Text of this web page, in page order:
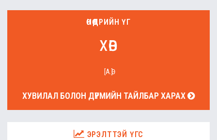
ӨНӨӨДРИЙН ҮГ
хөв
[А.Ө]
ХУВИЛАЛ БОЛОН ДҮРМИЙН ТАЙЛБАР ХАРАХ
ЭРЭЛТТЭЙ ҮГС